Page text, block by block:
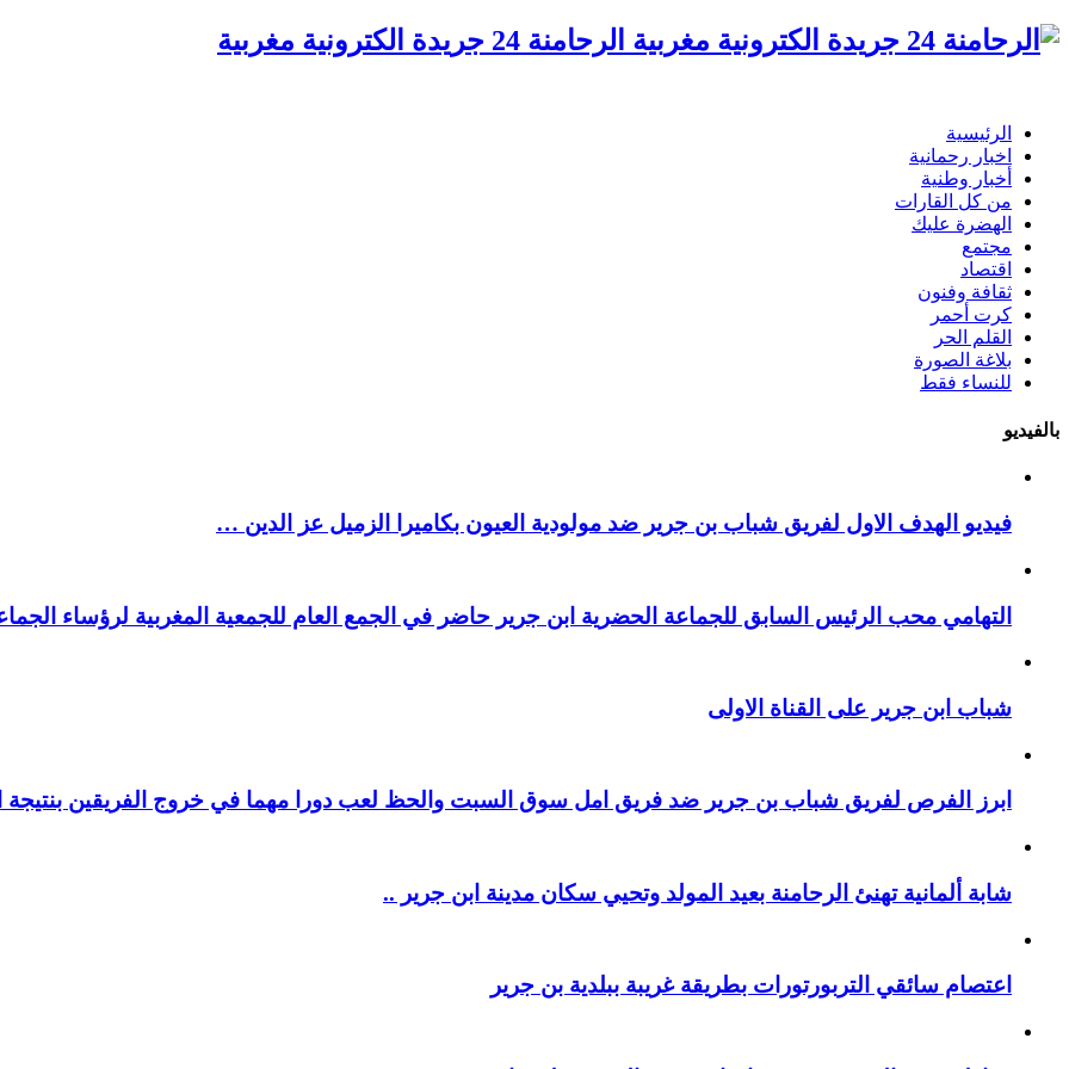
الرحامنة 24 جريدة الكترونية مغربية
الرئيسية
اخبار رحمانية
أخبار وطنية
من كل القارات
الهضرة عليك
مجتمع
اقتصاد
ثقافة وفنون
كرت أحمر
القلم الحر
بلاغة الصورة
للنساء فقط
بالفيديو
فيديو الهدف الاول لفريق شباب بن جرير ضد مولودية العيون بكاميرا الزميل عز الدين …
التهامي محب الرئيس السابق للجماعة الحضرية ابن جرير حاضر في الجمع العام للجمعية المغربية لرؤساء
شباب ابن جرير على القناة الاولى
ابرز الفرص لفريق شباب بن جرير ضد فريق امل سوق السبت والحظ لعب دورا مهما في خروج الفريقين بنتيجة
شابة ألمانية تهنئ الرحامنة بعيد المولد وتحيي سكان مدينة ابن جرير ..
اعتصام سائقي التربورتورات بطريقة غريبة ببلدية بن جرير